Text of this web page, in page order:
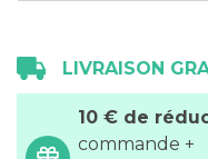
LIVRAISON
10 € de
commande +